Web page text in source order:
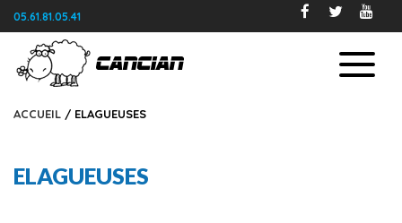
05.61.81.05.41
ACCUEIL / ELAGUEUSES
ELAGUEUSES